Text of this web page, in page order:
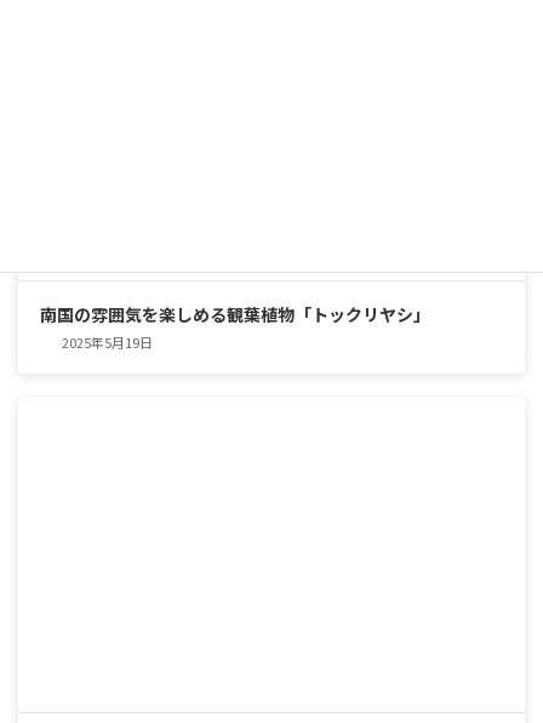
南国の雰囲気を楽しめる観葉植物「トックリヤシ」
2025年5月19日